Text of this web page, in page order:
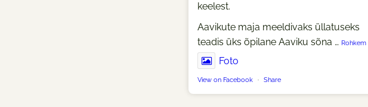
keelest.
Aavikute maja meeldivaks üllatuseks
teadis üks õpilane Aaviku sõna … Rohkem
Foto
View on Facebook · Share